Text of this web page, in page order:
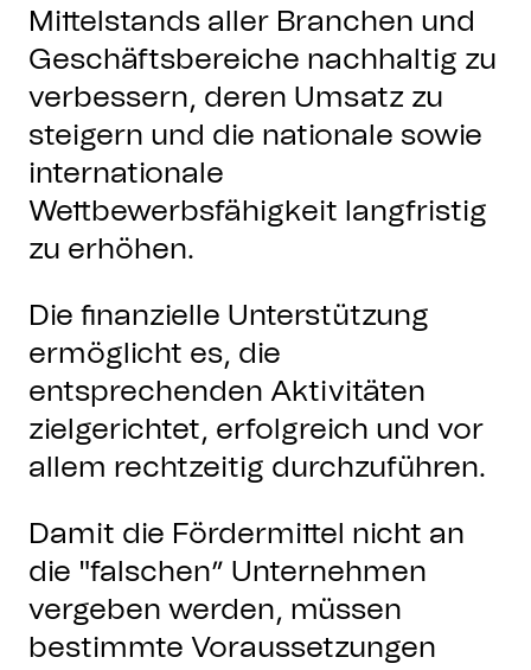
Mittelstands aller Branchen und
Geschäftsbereiche nachhaltig zu
verbessern, deren Umsatz zu
steigern und die nationale sowie
internationale
Wettbewerbsfähigkeit langfristig
zu erhöhen.
Die finanzielle Unterstützung
ermöglicht es, die
entsprechenden Aktivitäten
zielgerichtet, erfolgreich und vor
allem rechtzeitig durchzuführen.
Damit die Fördermittel nicht an
die "falschen” Unternehmen
vergeben werden, müssen
bestimmte Voraussetzungen